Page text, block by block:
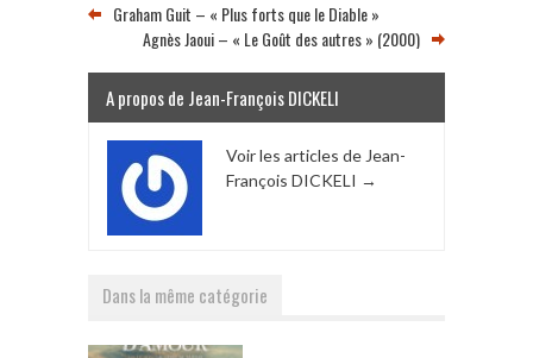
Graham Guit – « Plus forts que le Diable »
Agnès Jaoui – « Le Goût des autres » (2000)
A propos de Jean-François DICKELI
Voir les articles de Jean-
François DICKELI →
Dans la même catégorie